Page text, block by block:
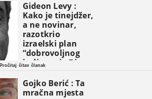
Gideon Levy :
Kako je tinejdžer,
a ne novinar,
razotkrio
izraelski plan
“dobrovoljnog
iseljavanja ” iz
Gaze
Pročitaj čitav članak
Gojko Berić : Ta
mračna mjesta